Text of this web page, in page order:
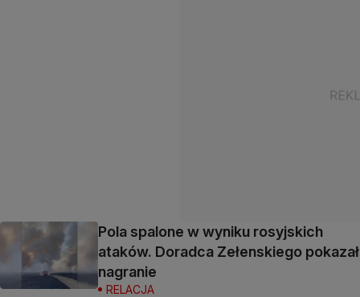
Pola spalone w wyniku rosyjskich
ataków. Doradca Zełenskiego pokazał
nagranie
RELACJA